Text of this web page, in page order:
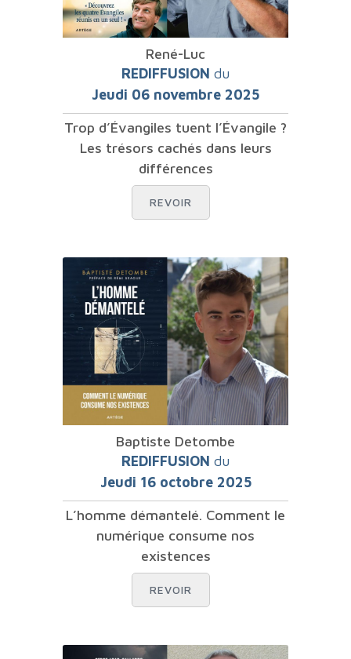
René-Luc
REDIFFUSION du
Jeudi 06 novembre 2025
Trop d’Évangiles tuent l’Évangile ?
Les trésors cachés dans leurs
différences
REVOIR
Baptiste Detombe
REDIFFUSION du
Jeudi 16 octobre 2025
L’homme démantelé. Comment le
numérique consume nos
existences
REVOIR